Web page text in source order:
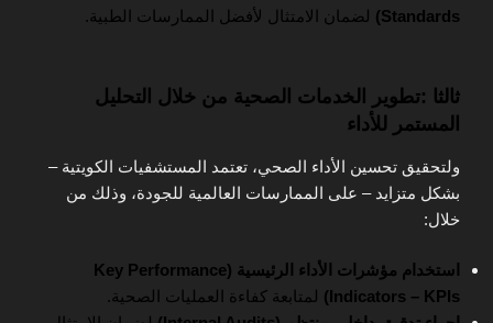
Standards)
لضمان الامتثال لأفضل الممارسات الطبية.
ثالثا :تطوير الخدمات الصحية من خلال التحليل
المستمر للأداء
ولتحقيق تحسين الأداء الصحي، تعتمد المستشفيات الكويتية –
بشكل متزايد – على الممارسات العالمية للجودة، وذلك من
خلال:
استخدام مؤشرات الأداء الرئيسية (Key Performance
Indicators – KPIs)
لمتابعة كفاءة العمليات الصحية.